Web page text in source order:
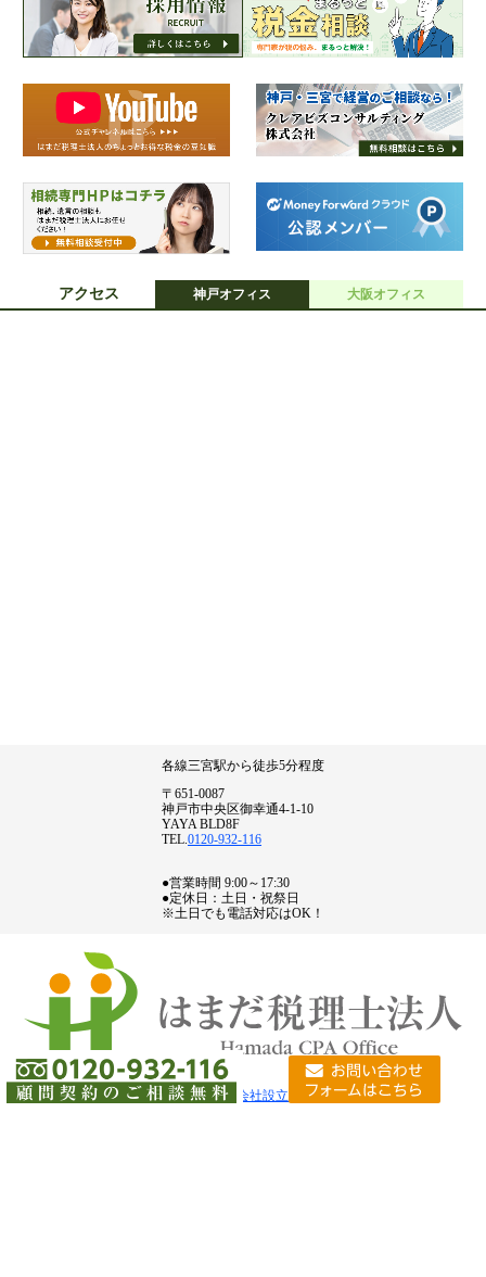
アクセス 神戸オフィス 大阪オフィス
各線三宮駅から徒歩5分程度
〒651-0087
神戸市中央区御幸通4-1-10
YAYA BLD8F
●営業時間 9:00～17:30
●定休日：土日・祝祭日